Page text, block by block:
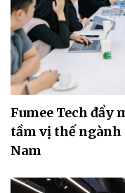
Fumee Tech đẩy
tầm vị thế ngành
Nam